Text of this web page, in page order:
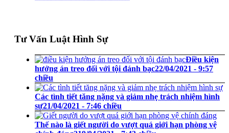
Tư Vấn Luật Hình Sự
Điều kiện
hưởng án treo đối với tội đánh bạc22/04/2021 - 9:57
chiều
Các tình tiết tăng nặng và giảm nhẹ trách nhiệm hình
sự21/04/2021 - 7:46 chiều
Thế nào là giết người do vượt quá giới hạn phòng vệ